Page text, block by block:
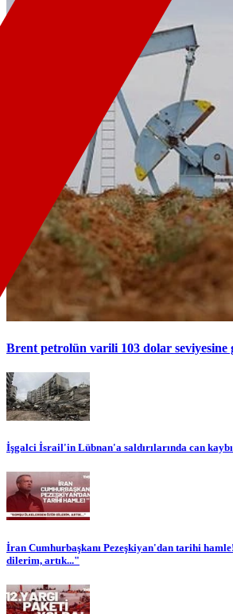
Brent petrolün varili 103 dolar seviyesine
İşgalci İsrail'in Lübnan'a saldırılarında can kaybı
İran Cumhurbaşkanı Pezeşkiyan'dan tarihi
dilerim, artık..."